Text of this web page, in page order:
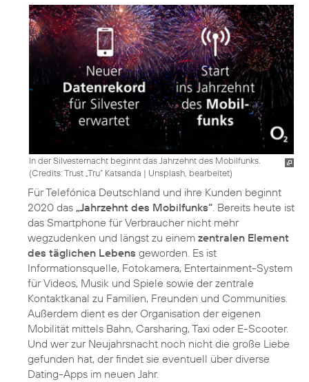
In der Silvesternacht beginnt das Jahrzehnt des Mobilfunks.
(Credits: Trust „Tru“ Katsanda | Unsplash, bearbeitet)
Für Telefónica Deutschland und ihre Kunden beginnt
2020 das „Jahrzehnt des Mobilfunks“ . Bereits heute ist
das Smartphone für Verbraucher nicht mehr
wegzudenken und längst zu einem zentralen Element
des täglichen Lebens geworden. Es ist
Informationsquelle, Fotokamera, Entertainment-System
für Videos, Musik und Spiele sowie der zentrale
Kontaktkanal zu Familien, Freunden und Communities.
Außerdem dient es der Organisation der eigenen
Mobilität mittels Bahn, Carsharing, Taxi oder E-Scooter.
Und wer zur Neujahrsnacht noch nicht die große Liebe
gefunden hat, der findet sie eventuell über diverse
Dating-Apps im neuen Jahr.